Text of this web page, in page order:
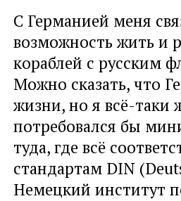
С Германией меня
возможность жить и
кораблей с русским
Можно сказать, что
жизни, но я всё-таки
потребовался бы
туда, где всё
стандартам DIN
Немецкий институт